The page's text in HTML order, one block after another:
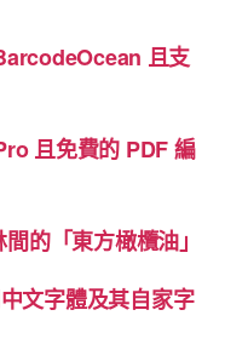
且支
且免費的 PDF 編
的「東方橄欖油」
文字體及其自家字